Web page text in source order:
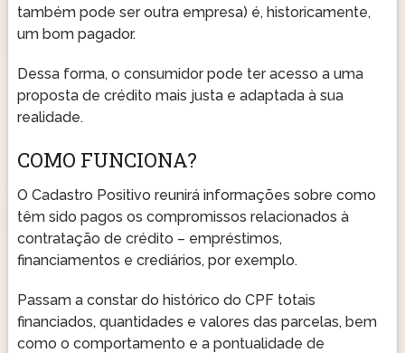
também pode ser outra empresa) é, historicamente,
um bom pagador.
Dessa forma, o consumidor pode ter acesso a uma
proposta de crédito mais justa e adaptada à sua
realidade.
COMO FUNCIONA?
O Cadastro Positivo reunirá informações sobre como
têm sido pagos os compromissos relacionados à
contratação de crédito – empréstimos,
financiamentos e crediários, por exemplo.
Passam a constar do histórico do CPF totais
financiados, quantidades e valores das parcelas, bem
como o comportamento e a pontualidade de